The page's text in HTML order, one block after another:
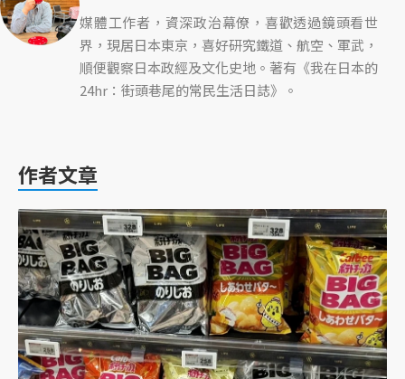
媒體工作者，資深政治幕僚，喜歡透過鏡頭看世
界，現居日本東京，喜好研究鐵道、航空、軍武，
順便觀察日本政經及文化史地。著有《我在日本的
24hr：街頭巷尾的常民生活日誌》。
作者文章